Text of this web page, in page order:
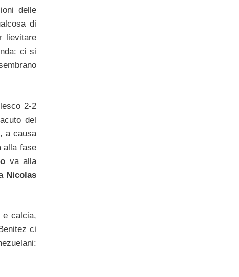
delle
di
lievitare
ci si
2-2
del
a causa
alla fase
va alla
Nicolas
e calcia,
ci